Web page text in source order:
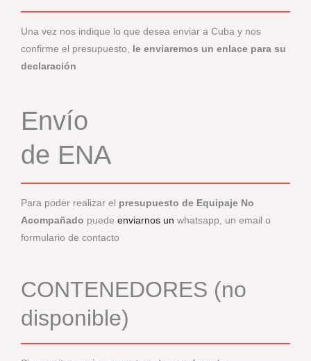
Una vez nos indique lo que desea enviar a Cuba y nos
confirme el presupuesto,
le enviaremos un enlace para su
declaración
Envío
de ENA
Para poder realizar el presupuesto de Equipaje No
Acompañado puede enviarnos un whatsapp, un email o
formulario de contacto
CONTENEDORES (no
disponible)